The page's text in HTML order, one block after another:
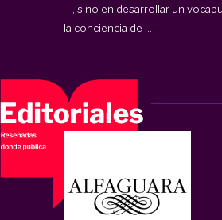
—, sino en desarrollar un
la conciencia de ...